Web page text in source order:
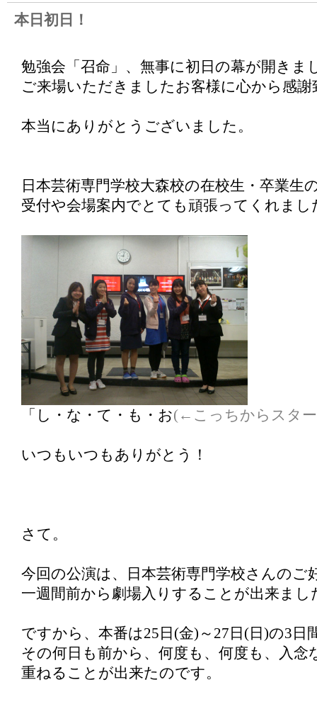
本日初日！
勉強会「召命」、無事に初日の幕が開きま
ご来場いただきましたお客様に心から感謝
本当にありがとうございました。
日本芸術専門学校大森校の在校生・卒業生
受付や会場案内でとても頑張ってくれまし
「し・な・て・も・お(←こっちからスタ
いつもいつもありがとう！
さて。
今回の公演は、日本芸術専門学校さんのご
一週間前から劇場入りすることが出来まし
ですから、本番は25日(金)～27日(日)の3日
その何日も前から、何度も、何度も、入念
重ねることが出来たのです。